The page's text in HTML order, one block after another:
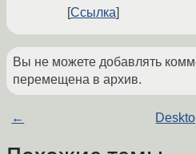
Ссылка
Вы не можете добавлять
перемещена в архив.
←